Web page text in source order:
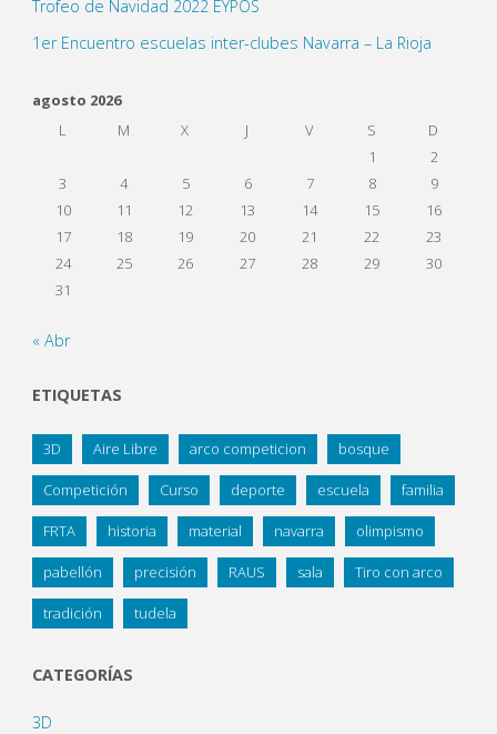
Trofeo de Navidad 2022 EYPOS
1er Encuentro escuelas inter-clubes Navarra – La Rioja
agosto 2026
L
M X J V S
D
1
2
3
4 5 6 7 8
9
10
11 12 13 14 15
16
17
18 19 20 21 22
23
24
25 26 27 28 29
30
31
« Abr
ETIQUETAS
3D Aire Libre arco competicion bosque
Competición Curso deporte escuela familia
FRTA historia material navarra olimpismo
pabellón precisión RAUS sala Tiro con arco
tradición tudela
CATEGORÍAS
3D